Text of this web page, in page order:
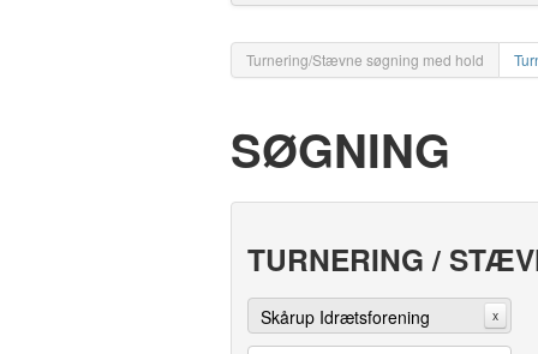
Turnering/Stævne søgning med hold
SØGNING
TURNERING /
Skårup Idrætsforening x